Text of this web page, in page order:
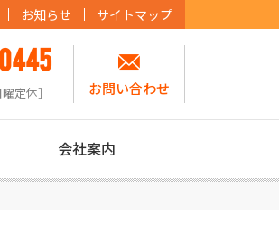
お知らせ サイトマップ
定休］ お問い合わせ
会社案内